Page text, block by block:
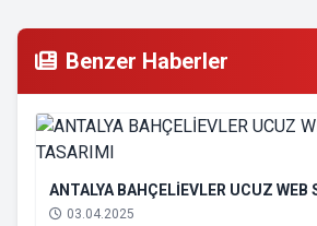
Benzer Haberler
ANTALYA BAHÇELİEVLER UCUZ WEB
03.04.2025